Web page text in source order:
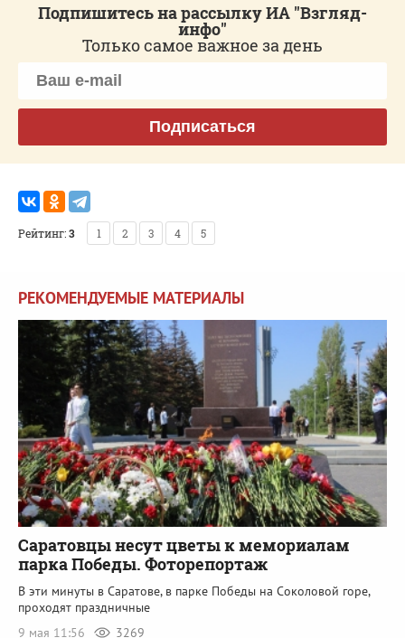
Подпишитесь на рассылку ИА "Взгляд-
инфо"
Только самое важное за день
Подписаться
Рейтинг:3 1 2 3 4 5
РЕКОМЕНДУЕМЫЕ МАТЕРИАЛЫ
Саратовцы несут цветы к мемориалам
парка Победы. Фоторепортаж
В эти минуты в Саратове, в парке Победы на Соколовой горе,
проходят праздничные
9 мая 11:56
3269